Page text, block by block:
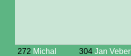
272 Michal
304 Jan Veber